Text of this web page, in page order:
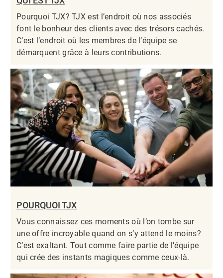
Pourquoi TJX? TJX est l’endroit où nos associés
font le bonheur des clients avec des trésors cachés.
C’est l’endroit où les membres de l’équipe se
démarquent grâce à leurs contributions.​​​​​​​
POURQUOI TJX
Vous connaissez ces moments où l’on tombe sur
une offre incroyable quand on s’y attend le moins?
C’est exaltant. Tout comme faire partie de l’équipe
qui crée des instants magiques comme ceux-là.​​​​​​​